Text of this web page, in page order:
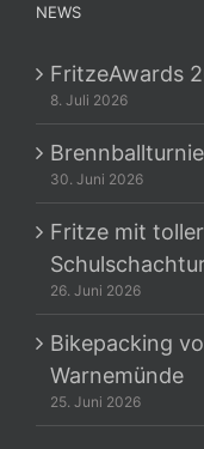
NEWS
FritzeAwards
8. Juli 2026
30. Juni 2026
Fritze mit
26. Juni 2026
Bikepacking
Warnemünde
25. Juni 2026